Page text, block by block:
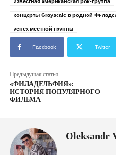
известная американская рок-группа
концерты Grayscale в родной
успех местной группы
Facebook Twitter
Предыдущая статья
«ФИЛАДЕЛЬФИЯ»:
ИСТОРИЯ ПОПУЛЯРНОГО
ФИЛЬМА
Oleksandr